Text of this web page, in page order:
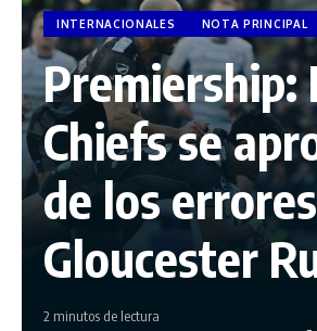
INTERNACIONALES NOTA PRINCIPAL
Premiership:
Chiefs se
de los
Gloucester
2 minutos de lectura